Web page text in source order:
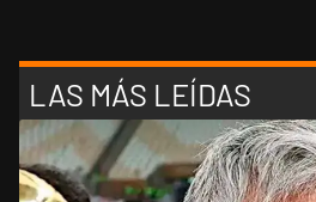
LAS MÁS LEÍDAS